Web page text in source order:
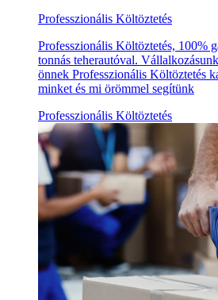
Professzionális Költöztetés
Professzionális Költöztetés, 100%
tonnás teherautóval.
önnek Professzionális Költöztetés
minket és mi örömmel segítünk
Professzionális Költöztetés